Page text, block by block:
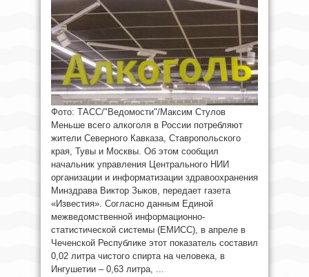
Фото: ТАСС/"Ведомости"/Максим Стулов
Меньше всего алкоголя в России потребляют
жители Северного Кавказа, Ставропольского
края, Тувы и Москвы. Об этом сообщил
начальник управления Центрального НИИ
организации и информатизации здравоохранения
Минздрава Виктор Зыков, передает газета
«Известия». Согласно данным Единой
межведомственной информационно-
статистической системы (ЕМИСС), в апреле в
Чеченской Республике этот показатель составил
0,02 литра чистого спирта на человека, в
Ингушетии – 0,63 литра, ...